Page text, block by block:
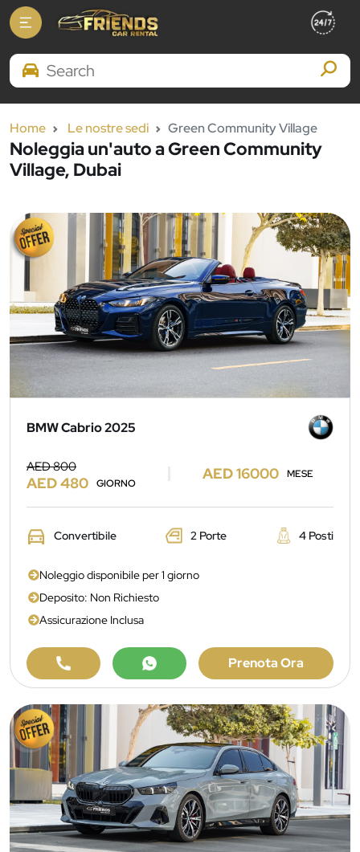
Search Brands
Home Le nostre sedi Green Community Village
Noleggia un'auto a Green Community
Village, Dubai
BMW Cabrio 2025
AED 800
AED 480 GIORNO
AED 16000 MESE
Convertibile 2 Porte 4 Posti
Noleggio disponibile per 1 giorno
Deposito: Non Richiesto
Assicurazione Inclusa
Prenota Ora